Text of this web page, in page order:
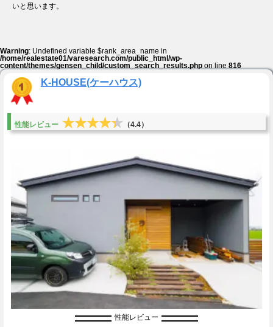
いと思います。
Warning: Undefined variable $rank_area_name in
/home/realestate01/varesearch.com/public_html/wp-
content/themes/gensen_child/custom_search_results.phpon line816
K-HOUSE(ケーハウス)
性能レビュー ★★★★★
★★★★★ （4.4）
性能レビュー